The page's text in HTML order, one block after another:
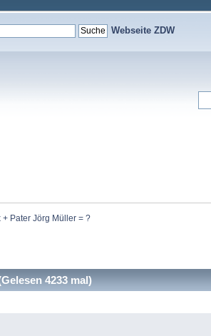
Webseite ZDW
Pater Jörg Müller = ?
4233 mal)